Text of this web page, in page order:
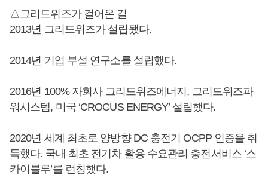
△그리드위즈가 걸어온 길
2013년 그리드위즈가 설립됐다.
2014년 기업 부설 연구소를 설립했다.
2016년 100% 자회사 그리드위즈에너지, 그리드위즈파
워시스템, 미국 ‘CROCUS ENERGY’ 설립했다.
2020년 세계 최초로 양방향 DC 충전기 OCPP 인증을 취
득했다. 국내 최초 전기차 활용 수요관리 충전서비스 ‘스
카이블루’를 런칭했다.